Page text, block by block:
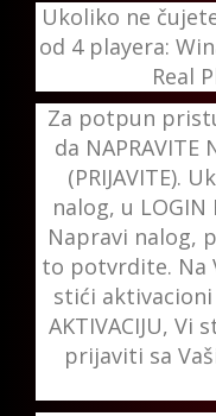
Ukoliko ne
od 4 playera:
Real
Za potpun
da NAPRAVITE
(PRIJAVITE).
nalog, u
Napravi nalog,
to potvrdite. Na
stići aktivacioni
AKTIVACIJU,
prijaviti sa